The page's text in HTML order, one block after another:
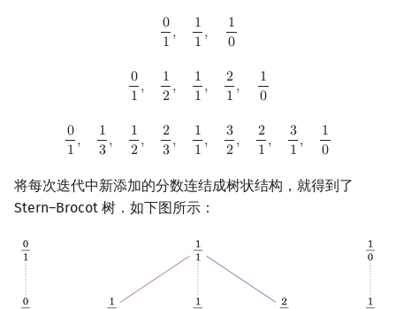
序列长度与分数查找
Farey 邻项
习题
参考资料与注释
霍夫曼树
图的匹配
矩阵树定理
0
1 ,
1
1 ,
1
0
0
1 ,
1
2,
1
1 ,
2
1 ,
1
0
0
1 ,
1
3,
1
2,
2
3,
1
1 ,
3
2,
2
1 ,
3
1 ,
1
0
21 1 2,
将每次迭代中新添加的分数连结成树状结构，就得到了
Stern–Brocot 树．如下图所示：